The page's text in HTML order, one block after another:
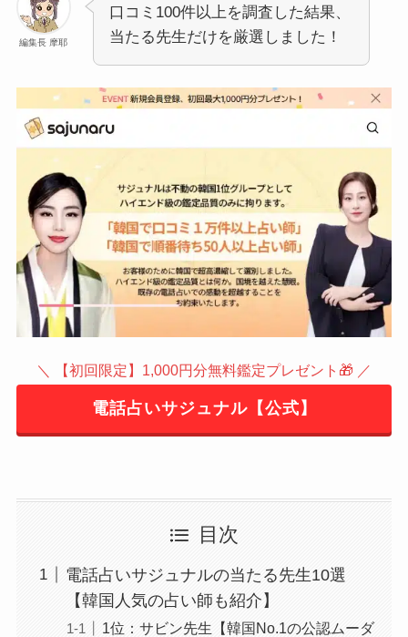
編集長 摩耶
口コミ100件以上を調査した結果、
当たる先生だけを厳選しました！
＼ 【初回限定】1,000円分無料鑑定プレゼント🎁 ／
電話占いサジュナル【公式】
目次
電話占いサジュナルの当たる先生10選
【韓国人気の占い師も紹介】
1位：サビン先生【韓国No.1の公認ムーダ